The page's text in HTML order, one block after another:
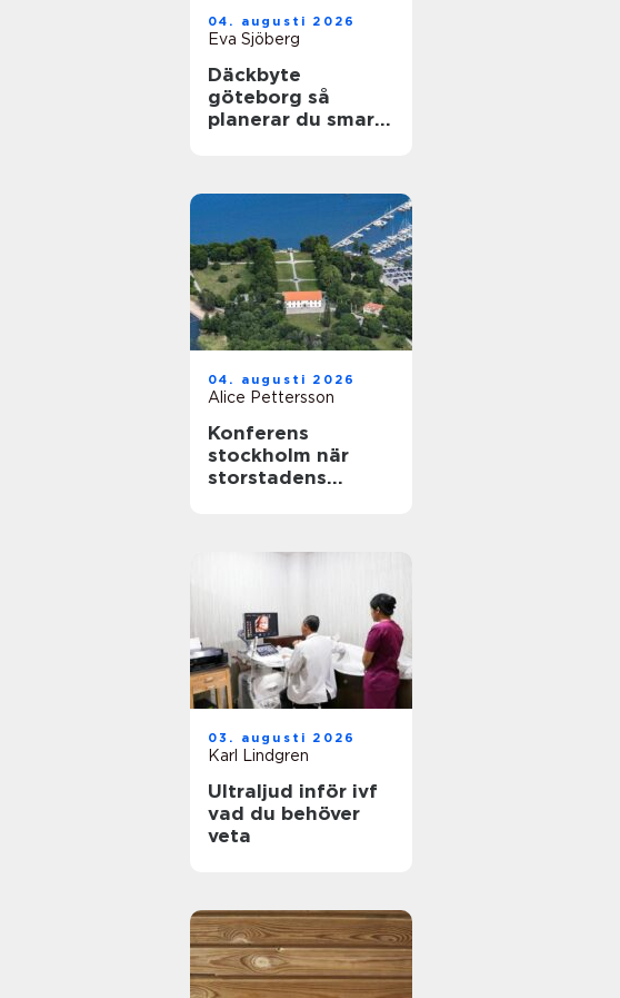
04. augusti 2026
Eva Sjöberg
Däckbyte
göteborg så
planerar du smart
04. augusti 2026
Alice Pettersson
Konferens
stockholm när
storstadens
03. augusti 2026
Karl Lindgren
Ultraljud inför ivf
vad du behöver
veta